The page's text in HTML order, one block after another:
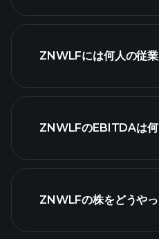
ZNWLFには何人の従
ZNWLFのEBITDAは何
ZNWLFの株をどうや